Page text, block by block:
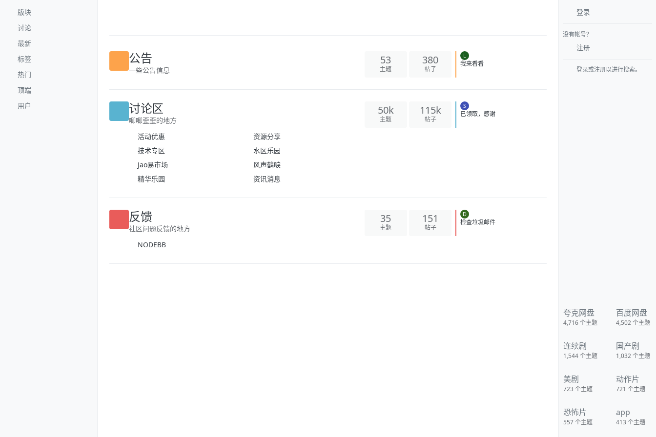
版块
讨论
最新
标签
热门
顶端
用户
公告 53 380 L
讨论区
唧唧歪歪的地方
活动优惠
资源分享
技术专区
水区乐园
Jao易市场
风声鹤唳
50k 115k S
反馈 35 151 D
登录
没有帐号？
注册
登录或注册以进行搜索。
夸克网盘
4,716个主题
百度网盘
4,502 个主题
连续剧
1,544 个主题
国产剧
1,032个主题
美剧
723 个主题
动作片
721个主题
恐怖片
557 个主题
app
413个主题